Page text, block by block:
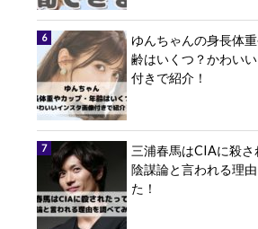
ゆんちゃんの身長体
齢はいくつ？かわい
付きで紹介！
三浦春馬はCIAに殺さ
陰謀論と言われる理
た！